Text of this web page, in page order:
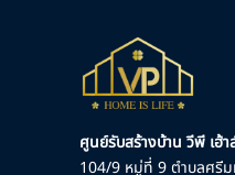
ศูนย์รับสร้างบ้าน วีพี เฮ้
104/9 หมู่ที่ 9 ตำบลศรีม